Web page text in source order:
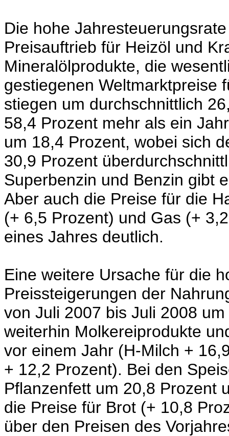
Die hohe
Preisauftrieb für Heizöl und
Mineralölprodukte, die
gestiegenen Weltmarktpreise
stiegen um durchschnittlich
58,4 Prozent mehr als ein
um 18,4 Prozent, wobei sich
30,9 Prozent
Superbenzin und Benzin gibt
Aber auch die Preise für die
(+ 6,5 Prozent) und Gas (+
eines Jahres deutlich.
Eine weitere Ursache für die
Preissteigerungen der
von Juli 2007 bis Juli 2008
weiterhin Molkereiprodukte
vor einem Jahr (H-Milch +
+ 12,2 Prozent). Bei den
Pflanzenfett um 20,8 Prozent
die Preise für Brot (+ 10,8
über den Preisen des